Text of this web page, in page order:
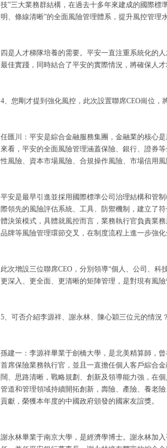
技”三大業務群結構，在過去十多年來建成的國際標
明、條線清晰”的全面風險管理體系，提升風控管理
四是人才梯隊培養的需要。平安一直注重系統化的
最佳實踐，同時結合了平安的實際情況，將確保人
4、您剛才提到強化風控，此次設置聯席CEO崗位，
任匯川：平安是綜合金融服務集團，金融業的核心
來看，平安的全面風險管理涵蓋保險、銀行、證券
性風險、資本市場風險、合規操作風險、市場信用
平安是最早引進並採用國際標準公司治理結構和管
際領先的風險評估系統、工具、防禦機制，建立了
體決策模式，具體就風控而言，業務執行官負責業
品牌等風險管理環節交叉，在制度流程上進一步強化
此次增設三位聯席CEO，分別領導“個人、公司、
更深入、更全面、更清晰的矩陣管理，是對現有風
5、可否介紹李源祥、謝永林、陳心穎三位元的情況？
孫建一：李源祥畢業于劍橋大學，是北美精算師，
首席保險業務執行官，並且一直擔任個人客戶綜合
闊、思路清晰，戰略規劃、創新及領導能力強，在
管道和管理領域持續開拓創新，壽險、產險、養老
貢獻，榮獲本年度的中國政府頒發的國家友誼獎。
謝永林畢業于南京大學，是經濟學博士。謝永林加